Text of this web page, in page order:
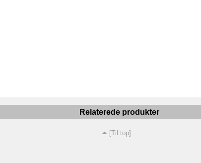
Relaterede produkter
[Til top]